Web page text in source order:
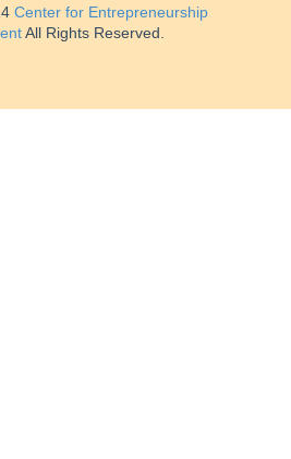
Center for Entrepreneurship
All Rights Reserved.